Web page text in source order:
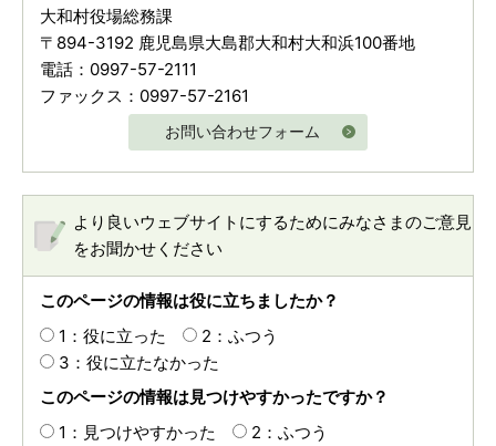
大和村役場総務課
〒894-3192 鹿児島県大島郡大和村大和浜100番地
電話：0997-57-2111
ファックス：0997-57-2161
お問い合わせフォーム
より良いウェブサイトにするためにみなさまのご意見
をお聞かせください
このページの情報は役に立ちましたか？
1：役に立った
2：ふつう
3：役に立たなかった
このページの情報は見つけやすかったですか？
1：見つけやすかった
2：ふつう